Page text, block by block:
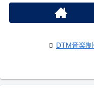
DTM音楽